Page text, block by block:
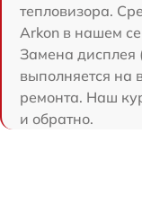
тепловизора.
Arkon в нашем
Замена дисплея
выполняется на
ремонта. Наш
и обратно.